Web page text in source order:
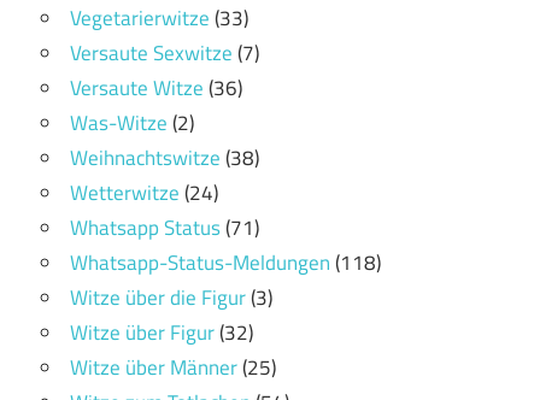
Vegetarierwitze(33)
Versaute Sexwitze(7)
Versaute Witze(36)
Was-Witze(2)
Weihnachtswitze(38)
Wetterwitze(24)
Whatsapp Status(71)
Whatsapp-Status-Meldungen(118)
Witze über die Figur(3)
Witze über Figur(32)
Witze über Männer(25)